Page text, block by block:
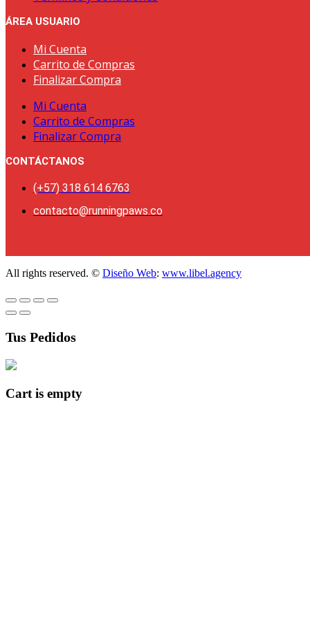
ÁREA USUARIO
Mi Cuenta
Carrito de Compras
Finalizar Compra
Mi Cuenta
Carrito de Compras
Finalizar Compra
CONTÁCTANOS
(+57) 318 614 6763
contacto@runningpaws.co
All rights reserved. © Diseño Web: www.libel.agency
Tus Pedidos
Cart is empty